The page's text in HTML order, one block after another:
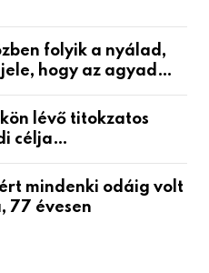
folyik a nyálad,
hogy az agyad…
lévő titokzatos
célja…
mindenki odáig volt
77 évesen